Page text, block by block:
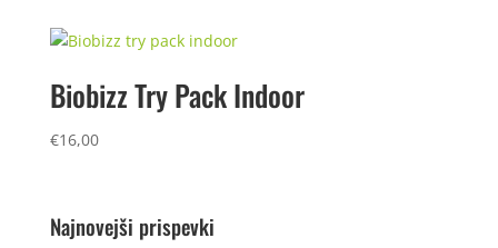
Biobizz Try Pack Indoor
€16,00
Najnovejši prispevki